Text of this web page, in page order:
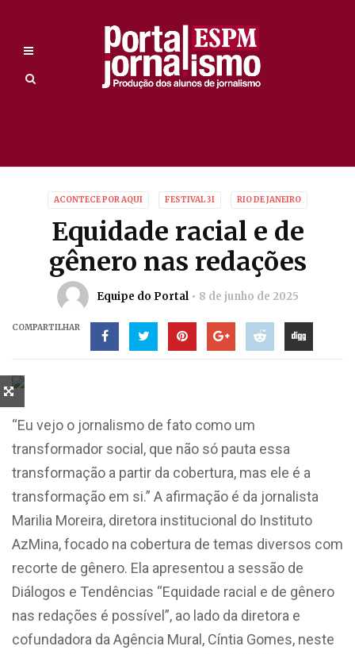
ACONTECE POR AQUI FESTIVAL 3I RIO DE JANEIRO
Equidade racial e de
gênero nas redações
Equipe do Portal 8 de junho de 2025
COMPARTILHAR
“Eu vejo o jornalismo de fato como um
transformador social, que não só pauta essa
transformação a partir da cobertura, mas ele é a
transformação em si.” A afirmação é da jornalista
Marilia Moreira, diretora institucional do Instituto
AzMina, focado na cobertura de temas diversos com
recorte de gênero. Ela apresentou a sessão de
Diálogos e Tendências “Equidade racial e de gênero
nas redações é possível”, ao lado da diretora e
cofundadora da Agência Mural, Cíntia Gomes, neste